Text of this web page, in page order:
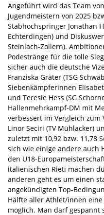
Angeführt wird das Team
Jugendmeistern von 2025
Stabhochspringer Jonathan
Echterdingen) und
Steinlach-Zollern).
Podestränge für die tolle
sicher auch die deutsche
Franziska Gräter (TSG
Siebenkämpferinnen
und Teresie Hess (SG
Hallenmehrkampf-DM mit
verbessert im Vergleich
Linor Seciri (TV Mühlacker)
zuletzt mit 10,92 bzw. 11,78
sich wie einige andere auch
den U18-
italienischen Rieti machen
anderen geht es um einen
angekündigten Top-
Hälfte aller Athlet/innen
möglich. Man darf gespannt